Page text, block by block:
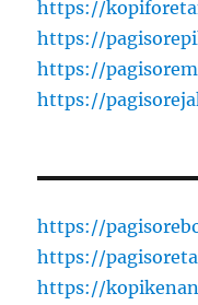
https://
https://
https://
https://
https://
https://
https://